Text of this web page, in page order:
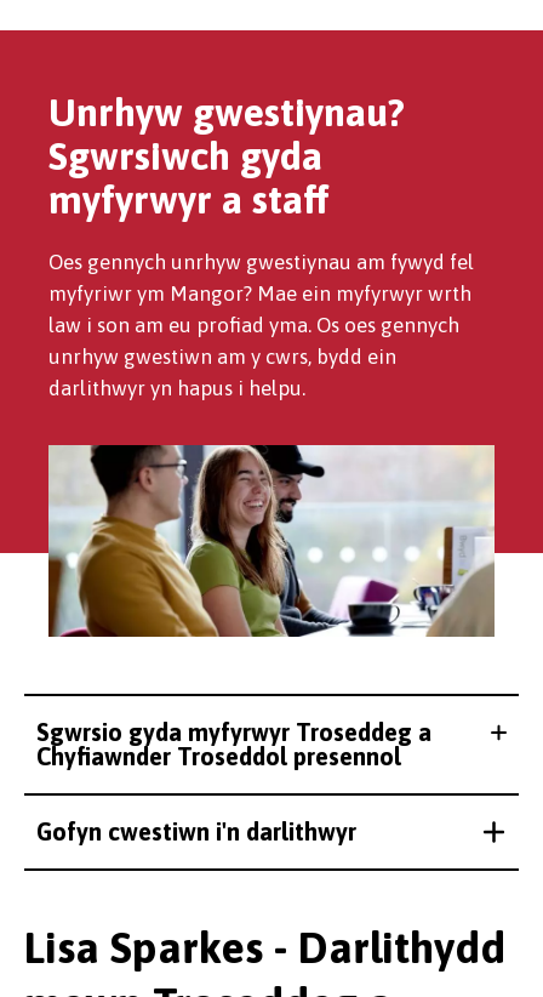
Unrhyw gwestiynau?
Sgwrsiwch gyda
myfyrwyr a staff
Oes gennych unrhyw gwestiynau am fywyd fel
myfyriwr ym Mangor? Mae ein myfyrwyr wrth
law i son am eu profiad yma. Os oes gennych
unrhyw gwestiwn am y cwrs, bydd ein
darlithwyr yn hapus i helpu.
Sgwrsio gyda myfyrwyr Troseddeg a
Chyfiawnder Troseddol presennol
Gofyn cwestiwn i'n darlithwyr
Lisa Sparkes - Darlithydd